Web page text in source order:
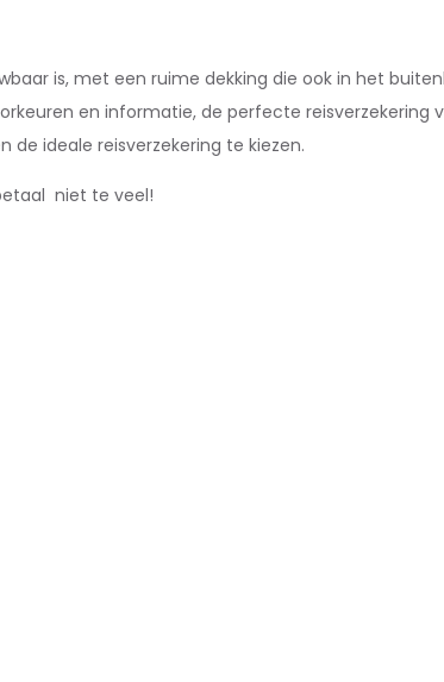
is, met een ruime dekking die ook in het
en informatie, de perfecte reisverzekering
de ideale reisverzekering te kiezen.
niet te veel!